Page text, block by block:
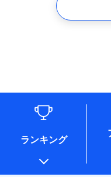
ユーザー登録受付および
しくは委託を受けてい
関する情報を提供し、
た維持管理等の委託業
情報を取引のある他の
るために利用させてい
各種セミナーの開催のた
コンサルティングサー
アンケートやキャンペー
上記に係る案内・手続
* 当社が委託を受けて
ームページに掲載して
ランキング